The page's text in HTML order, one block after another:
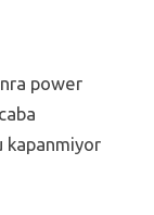
power
kapanmiyor